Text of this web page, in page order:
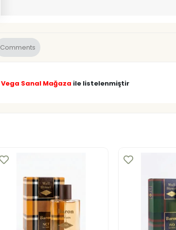
Comments
Vega Sanal Mağaza ile listelenmiştir